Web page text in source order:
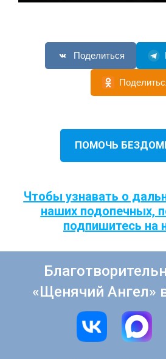
Поделиться
ПОМОЧЬ
Чтобы узнавать о
наших подопечных,
подпишитесь на
«Щенячий Ангел»